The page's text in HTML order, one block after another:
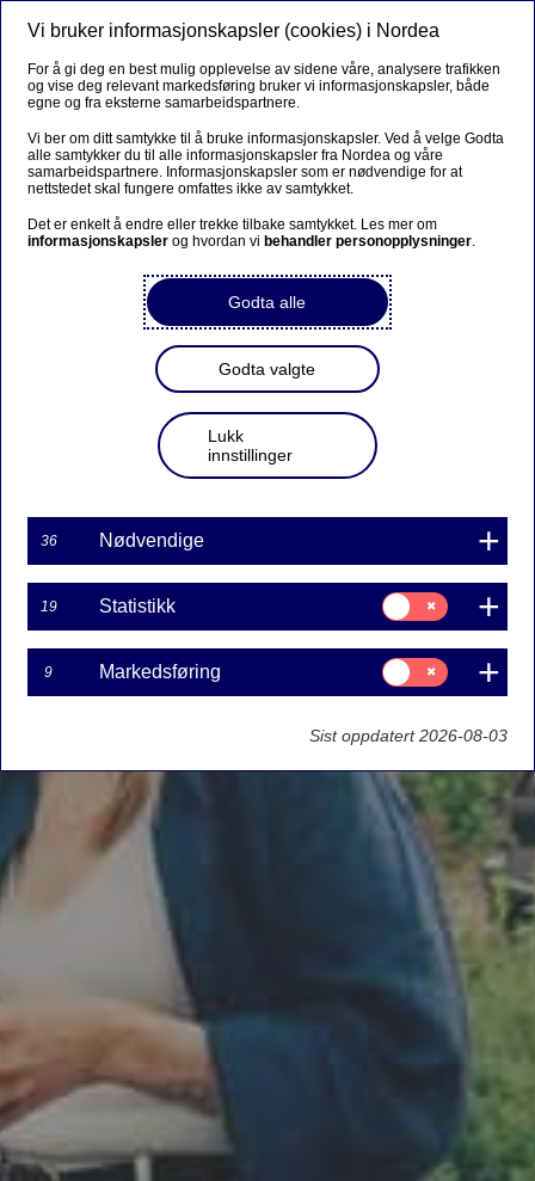
Vi bruker informasjonskapsler (cookies) i Nordea
For å gi deg en best mulig opplevelse av sidene våre, analysere trafikken
og vise deg relevant markedsføring bruker vi informasjonskapsler, både
egne og fra eksterne samarbeidspartnere.
Vi ber om ditt samtykke til å bruke informasjonskapsler. Ved å velge Godta
alle samtykker du til alle informasjonskapsler fra Nordea og våre
samarbeidspartnere. Informasjonskapsler som er nødvendige for at
nettstedet skal fungere omfattes ikke av samtykket.
Det er enkelt å endre eller trekke tilbake samtykket. Les mer om
informasjonskapsler og hvordan vi behandler personopplysninger.
Godta alle
Godta valgte
Lukk
innstillinger
36 Nødvendige
19 Statistikk
Samtykke
til:
Statistikk
9 Markedsføring
Samtykke
til:
Markedsføring
Sist oppdatert 2026-08-03